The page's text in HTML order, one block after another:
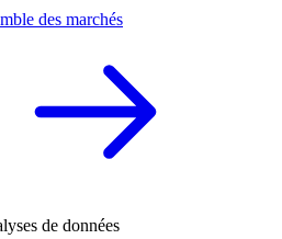
des marchés
de données